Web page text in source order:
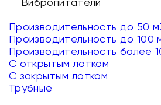
Производительность до 50
Производительность до 100
Производительность более
С открытым лотком
С закрытым лотком
Трубные